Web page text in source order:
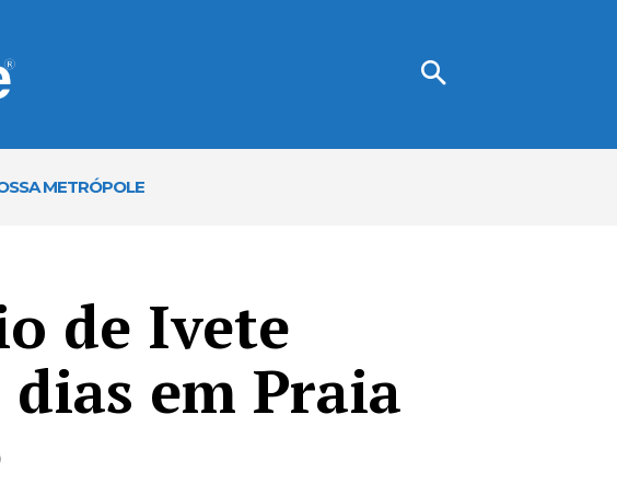
METRÓPOLE
de Ivete
em Praia